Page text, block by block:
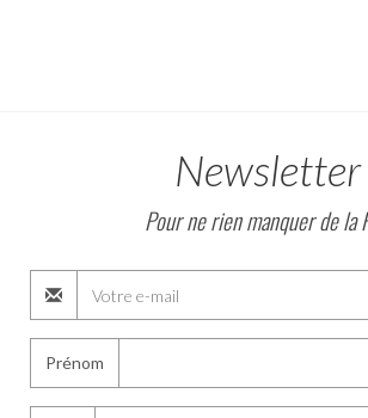
Newsletter
Pour ne rien manquer de la
Prénom